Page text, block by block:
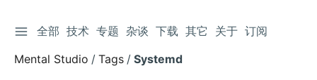
跳
到
切换侧边栏
全部 技术 专题 杂谈 下载 其它 关于 订阅
Mental Studio
Tags Systemd